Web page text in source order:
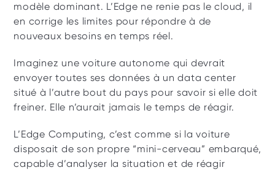
modèle dominant. L’Edge ne renie pas le cloud, il
en corrige les limites pour répondre à de
nouveaux besoins en temps réel.
Imaginez une voiture autonome qui devrait
envoyer toutes ses données à un data center
situé à l’autre bout du pays pour savoir si elle doit
freiner. Elle n’aurait jamais le temps de réagir.
L’Edge Computing, c’est comme si la voiture
disposait de son propre “mini-cerveau” embarqué,
capable d’analyser la situation et de réagir